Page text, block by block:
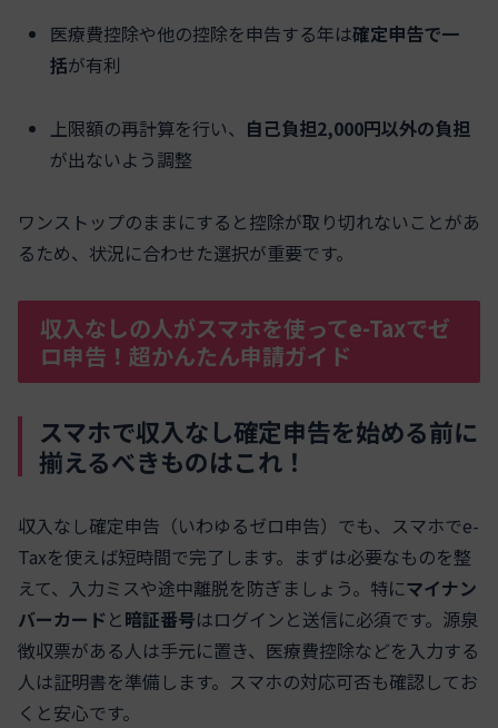
医療費控除や他の控除を申告する年は確定申告で一
括が有利
上限額の再計算を行い、 自己負担2,000円以外の負担
が出ないよう調整
ワンストップのままにすると控除が取り切れないことがあ
るため、状況に合わせた選択が重要です。
収入なしの人がスマホを使ってe-Taxでゼ
ロ申告！超かんたん申請ガイド
スマホで収入なし確定申告を始める前に
揃えるべきものはこれ！
収入なし確定申告（いわゆるゼロ申告）でも、スマホでe-
Taxを使えば短時間で完了します。まずは必要なものを整
えて、入力ミスや途中離脱を防ぎましょう。特にマイナン
バーカードと暗証番号はログインと送信に必須です。源泉
徴収票がある人は手元に置き、医療費控除などを入力する
人は証明書を準備します。スマホの対応可否も確認してお
くと安心です。